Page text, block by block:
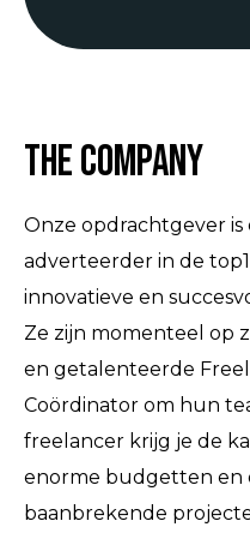
The Company
Onze opdrachtgever
adverteerder in de
innovatieve en
Ze zijn momenteel op
en getalenteerde
Coördinator om hun
freelancer krijg je de
enorme budgetten en
baanbrekende